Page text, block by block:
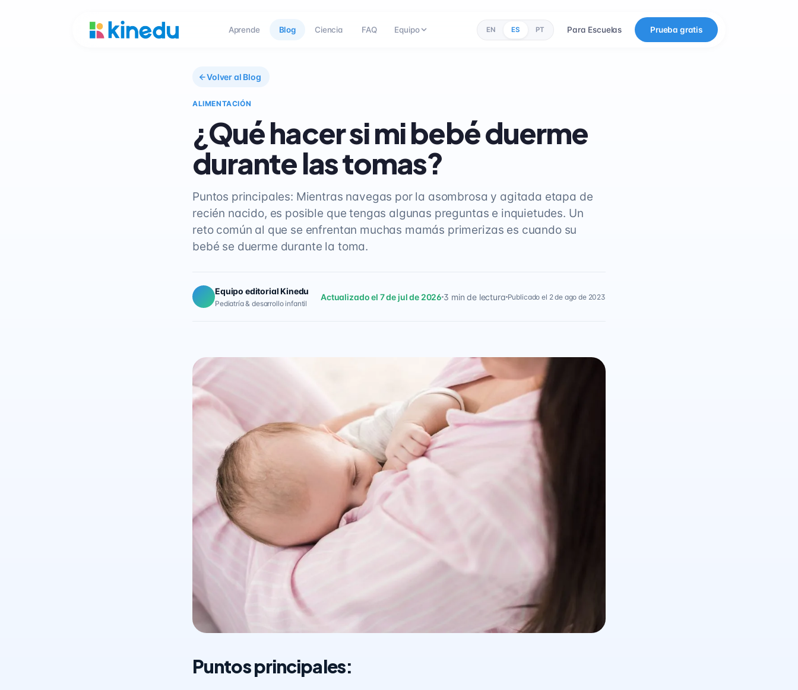
Aprende Blog Ciencia FAQ Equipo EN ES PT Para Escuelas Prueba gratis
Volver al Blog
ALIMENTACIÓN
¿Qué hacer si mi bebé duerme
durante las tomas?
Puntos principales: Mientras navegas por la asombrosa y agitada etapa de
recién nacido, es posible que tengas algunas preguntas e inquietudes. Un
reto común al que se enfrentan muchas mamás primerizas es cuando su
bebé se duerme durante la toma.
Equipo editorial Kinedu
Pediatría & desarrollo infantil
Actualizado el 7 de jul de 2026 3 min de lectura Publicado el 2 de ago de 2023
Puntos principales: